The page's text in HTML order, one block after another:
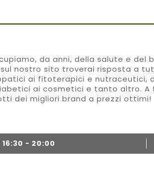
da anni, della salute e del
nostro sito troverai risposta a
ai fitoterapici e nutraceutici,
ai cosmetici e tanto altro. A
dei migliori brand a prezzi ottimi!
16:30 - 20:00